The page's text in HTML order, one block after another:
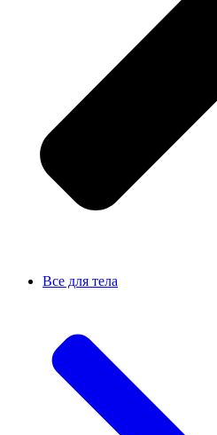
Все для тела